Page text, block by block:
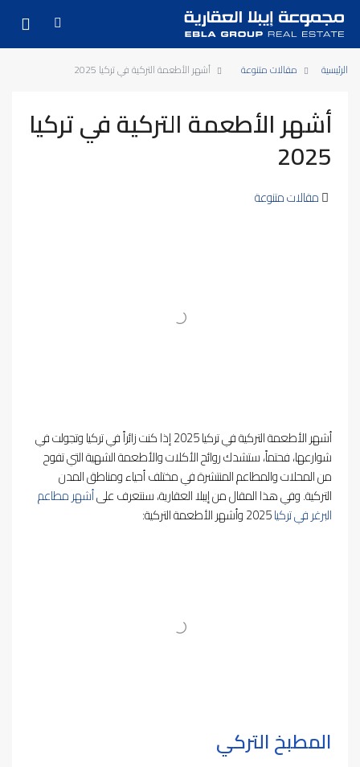
الرئيسية مقالات متنوعة أشهر الأطعمة التركية في تركيا 2025
أشهر الأطعمة التركية في تركيا
2025
مقالات متنوعة
أشهر الأطعمة التركية في تركيا 2025 إذا كنت زائراً في تركيا وتجولت في
شوارعها، فحتماً، ستشدك روائح الأكلات والأطعمة الشهية التي تفوح
من المحلات والمطاعم المنتشرة في مختلف أحياء ومناطق المدن
التركية. وفي هذا المقال منإيبلا العقارية، سنتعرف علىأشهر مطاعم
البرغر في تركيا
المطبخ التركي